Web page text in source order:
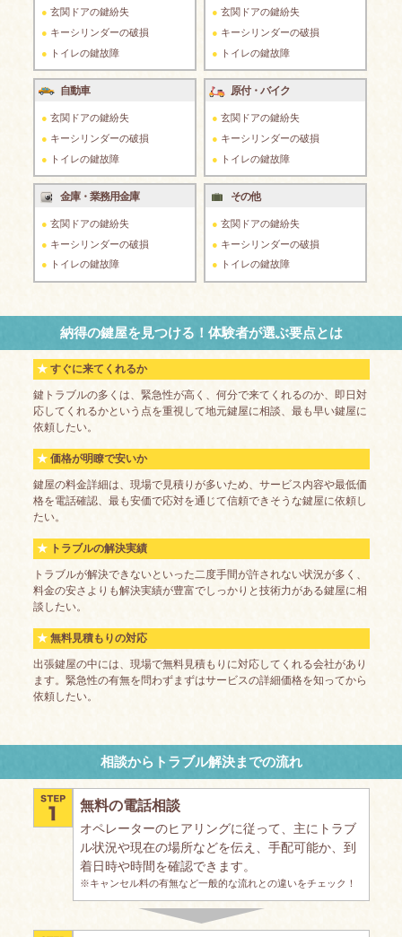
玄関ドアの鍵紛失
キーシリンダーの破損
トイレの鍵故障
玄関ドアの鍵紛失
キーシリンダーの破損
トイレの鍵故障
自動車
玄関ドアの鍵紛失
キーシリンダーの破損
トイレの鍵故障
原付・バイク
玄関ドアの鍵紛失
キーシリンダーの破損
トイレの鍵故障
金庫・業務用金庫
玄関ドアの鍵紛失
キーシリンダーの破損
トイレの鍵故障
その他
玄関ドアの鍵紛失
キーシリンダーの破損
トイレの鍵故障
納得の鍵屋を見つける！体験者が選ぶ要点とは
すぐに来てくれるか
鍵トラブルの多くは、緊急性が高く、何分で来てくれるのか、即日対
応してくれるかという点を重視して地元鍵屋に相談、最も早い鍵屋に
依頼したい。
価格が明瞭で安いか
鍵屋の料金詳細は、現場で見積りが多いため、サービス内容や最低価
格を電話確認、最も安価で応対を通じて信頼できそうな鍵屋に依頼し
たい。
トラブルの解決実績
トラブルが解決できないといった二度手間が許されない状況が多く、
料金の安さよりも解決実績が豊富でしっかりと技術力がある鍵屋に相
談したい。
無料見積もりの対応
出張鍵屋の中には、現場で無料見積もりに対応してくれる会社があり
ます。緊急性の有無を問わずまずはサービスの詳細価格を知ってから
依頼したい。
相談からトラブル解決までの流れ
無料の電話相談
オペレーターのヒアリングに従って、主にトラブ
ル状況や現在の場所などを伝え、手配可能か、到
着日時や時間を確認できます。
※キャンセル料の有無など一般的な流れとの違いをチェック！